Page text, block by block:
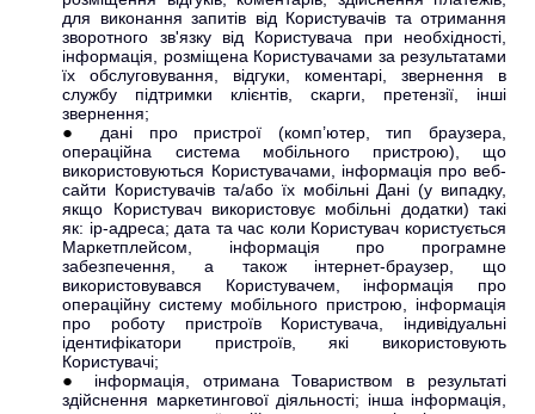
для виконання запитів від Користувачів та отримання
зворотного зв'язку від Користувача при необхідності,
інформація, розміщена Користувачами за результатами
їх обслуговування, відгуки, коментарі, звернення в
службу підтримки клієнтів, скарги, претензії, інші
звернення;
дані про пристрої (комп’ютер, тип браузера,
операційна система мобільного пристрою), що
використовуються Користувачами, інформація про веб-
сайти Користувачів та/або їх мобільні Дані (у випадку,
якщо Користувач використовує мобільні додатки) такі
як: ір-адреса; дата та час коли Користувач користується
Маркетплейсом, інформація про програмне
забезпечення, а також інтернет-браузер, що
використовувався Користувачем, інформація про
операційну систему мобільного пристрою, інформація
про роботу пристроїв Користувача, індивідуальні
ідентифікатори пристроїв, які використовують
Користувачі;
інформація, отримана Товариством в результаті
здійснення маркетингової діяльності; інша інформація,